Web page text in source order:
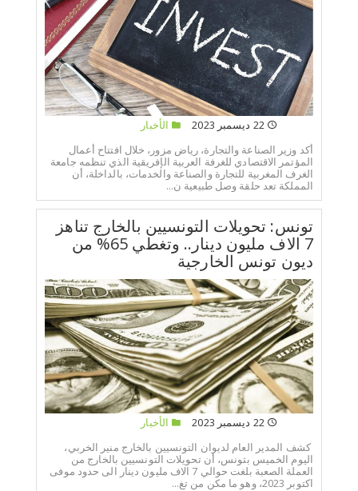
22 ديسمبر 2023
الأخبار
أكد وزير الصناعة والتجارة، رياض مزور، خلال افتتاح أعمال
المؤتمر الاقتصادي للغرفة العربية الإفريقية الذي تنظمه جامعة
الغرف المغربية للتجارة والصناعة والخدمات، بالداخلة، أن
المملكة تعد حلقة وصل طبيعية ن...
تونس: تحويلات التونسيين بالخارج تناهز
7 الاف مليون دينار.. وتغطي 65% من
ديون تونس الخارجية
22 ديسمبر 2023
الأخبار
كشف المدير العام لديوان التونسيين بالخارج منير الخربي،
اليوم الخميس بتونس، أن تحويلات التونسيين بالخارج من
العملة الصعبة بلغت حوالي 7 الاف مليون دينار الى حدود موفى
اكتوبر 2023، وهو ما مكن من تغ...